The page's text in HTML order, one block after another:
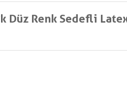
Düz Renk Sedefli